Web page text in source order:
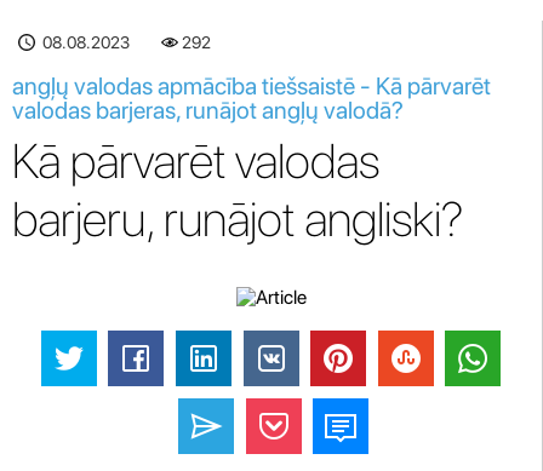
08.08.2023 292
angļų valodas apmācība tiešsaistē - Kā pārvarēt
valodas barjeras, runājot angļų valodā?
Kā pārvarēt valodas
barjeru, runājot angliski?